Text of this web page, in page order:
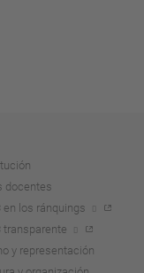
docentes
en los ránquings
transparente
y representación